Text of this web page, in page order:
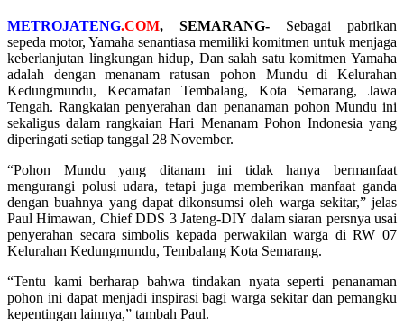
METROJATENG.COM, SEMARANG- Sebagai pabrikan
sepeda motor, Yamaha senantiasa memiliki komitmen untuk menjaga
keberlanjutan lingkungan hidup, Dan salah satu komitmen Yamaha
adalah dengan menanam ratusan pohon Mundu di Kelurahan
Kedungmundu, Kecamatan Tembalang, Kota Semarang, Jawa
Tengah. Rangkaian penyerahan dan penanaman pohon Mundu ini
sekaligus dalam rangkaian Hari Menanam Pohon Indonesia yang
diperingati setiap tanggal 28 November.
“Pohon Mundu yang ditanam ini tidak hanya bermanfaat
mengurangi polusi udara, tetapi juga memberikan manfaat ganda
dengan buahnya yang dapat dikonsumsi oleh warga sekitar,” jelas
Paul Himawan, Chief DDS 3 Jateng-DIY dalam siaran persnya usai
penyerahan secara simbolis kepada perwakilan warga di RW 07
Kelurahan Kedungmundu, Tembalang Kota Semarang.
“Tentu kami berharap bahwa tindakan nyata seperti penanaman
pohon ini dapat menjadi inspirasi bagi warga sekitar dan pemangku
kepentingan lainnya,” tambah Paul.